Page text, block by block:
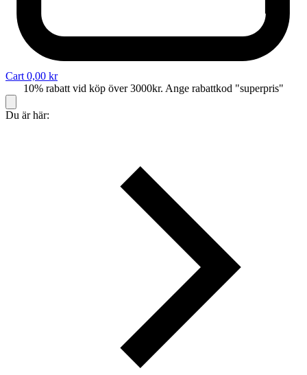
Cart 0,00 kr
10% rabatt vid köp över 3000kr. Ange rabattkod "superpris"
Du är här: